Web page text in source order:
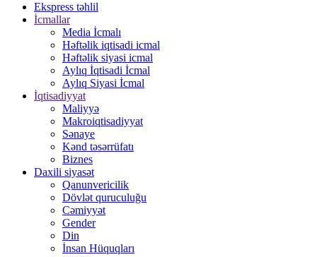
Ekspress təhlil
İcmallar
Media İcmalı
Həftəlik iqtisadi icmal
Həftəlik siyasi icmal
Aylıq İqtisadi İcmal
Aylıq Siyasi İcmal
İqtisadiyyat
Maliyyə
Makroiqtisadiyyat
Sənaye
Kənd təsərrüfatı
Biznes
Daxili siyasət
Qanunvericilik
Dövlət quruculuğu
Cəmiyyət
Gender
Din
İnsan Hüquqları